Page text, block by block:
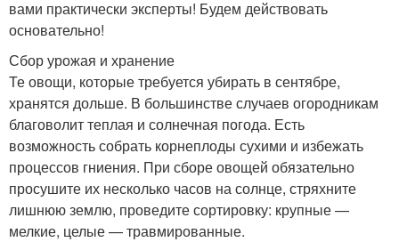
вами практически эксперты! Будем действовать
основательно!
Сбор урожая и хранение
Те овощи, которые требуется убирать в сентябре,
хранятся дольше. В большинстве случаев огородникам
благоволит теплая и солнечная погода. Есть
возможность собрать корнеплоды сухими и избежать
процессов гниения. При сборе овощей обязательно
просушите их несколько часов на солнце, стряхните
лишнюю землю, проведите сортировку: крупные —
мелкие, целые — травмированные.